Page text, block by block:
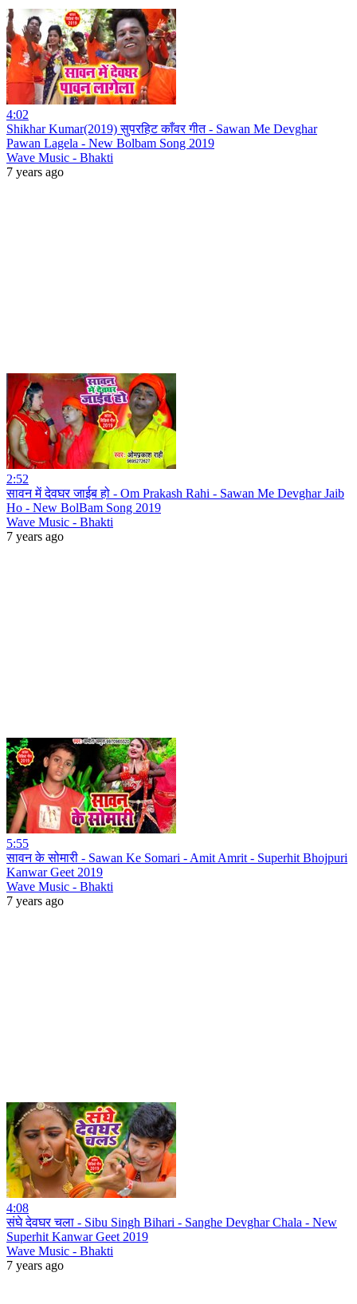
4:02
Shikhar Kumar(2019) सुपरहिट काँवर गीत - Sawan Me Devghar
Pawan Lagela - New Bolbam Song 2019
Wave Music - Bhakti
7 years ago
2:52
सावन में देवघर जाईब हो - Om Prakash Rahi - Sawan Me Devghar Jaib
Ho - New BolBam Song 2019
Wave Music - Bhakti
7 years ago
5:55
सावन के सोमारी - Sawan Ke Somari - Amit Amrit - Superhit Bhojpuri
Kanwar Geet 2019
Wave Music - Bhakti
7 years ago
4:08
संघे देवघर चला - Sibu Singh Bihari - Sanghe Devghar Chala - New
Superhit Kanwar Geet 2019
Wave Music - Bhakti
7 years ago